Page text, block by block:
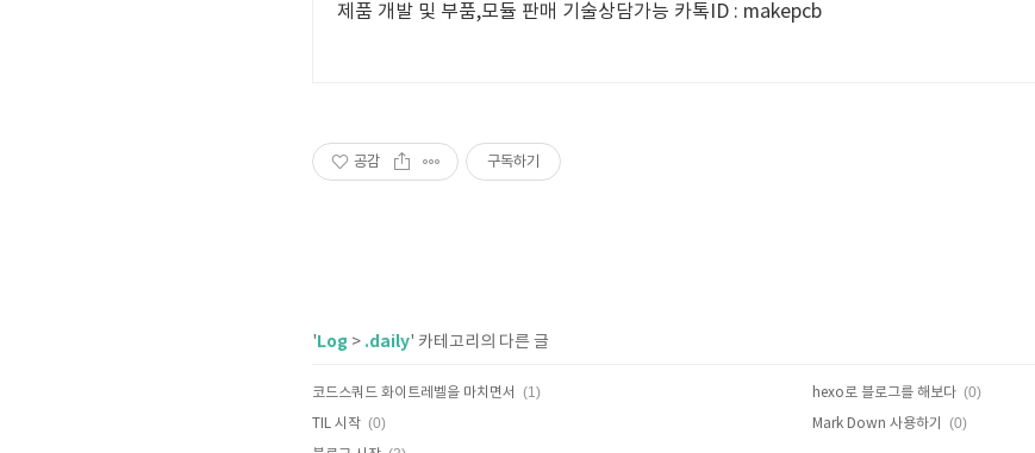
제품 개발 및 부품,모듈 판매 기술상담가능 카톡ID : makepcb
공감 구독하기
'Log > .daily' 카테고리의 다른 글
코드스쿼드 화이트레벨을 마치면서 (1) hexo로 블로그를 해보다 (0)
TIL 시작 (0) Mark Down 사용하기 (0)